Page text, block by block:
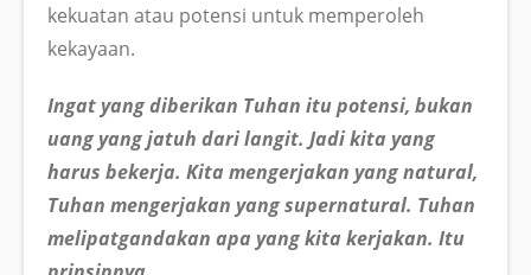
kekuatan atau potensi untuk memperoleh
kekayaan.
Ingat yang diberikan Tuhan itu potensi, bukan
uang yang jatuh dari langit. Jadi kita yang
harus bekerja. Kita mengerjakan yang natural,
Tuhan mengerjakan yang supernatural. Tuhan
melipatgandakan apa yang kita kerjakan. Itu